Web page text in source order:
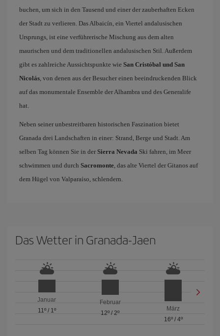
buchen, um sich in den Tausend und einer der zauberhaften Ecken
der Stadt zu verlieren. Das Albaicín, ein Viertel andalusischen
Ursprungs, ist eine verführerische Mischung aus dem alten
maurischen und dem traditionellen andalusischen Stil. Außerdem
gibt es zahlreiche Aussichtspunkte wie San Cristóbal und San
Nicolás, von denen aus der Besucher einen beeindruckenden Blick
auf das monumentale Ensemble der Alhambra und des Generalife
hat.
Neben seiner unbestreitbaren historischen Faszination bietet
Granada drei Landschaften in einer: Strand, Berge und Stadt. Am
selben Tag können Sie in der Sierra Nevada Ski fahren, im Meer
schwimmen und durch Sacromonte, das alte Viertel der Gitanos auf
dem Hügel von Valparaíso, schlendern.
Das Wetter in Granada-Jaen
Januar
11º/ 1º
Februar
12º / 2º
März
16º/ 4º